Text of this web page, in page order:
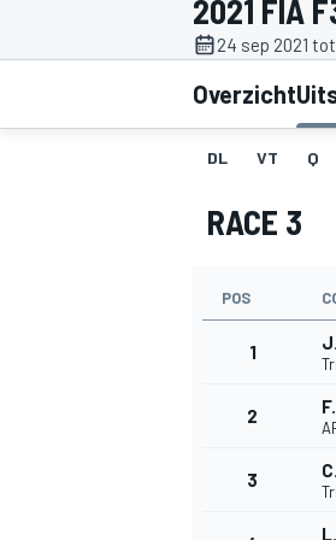
2021 FIA
24 sep 2021
Overzicht
DL VT Q
RACE 3
POS
1
2
3